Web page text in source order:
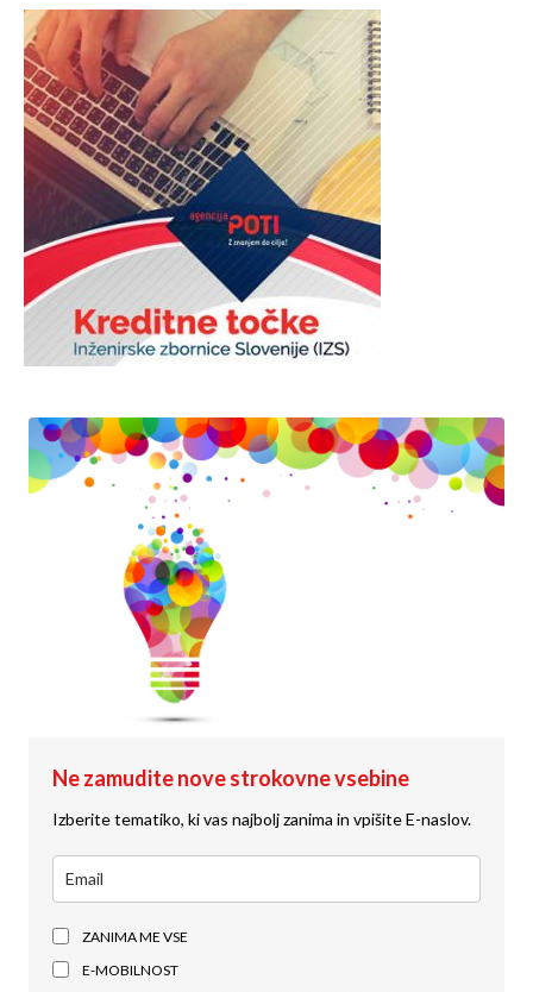
Ne zamudite nove strokovne vsebine
Izberite tematiko, ki vas najbolj zanima in vpišite E-naslov.
ZANIMA ME VSE
E-MOBILNOST